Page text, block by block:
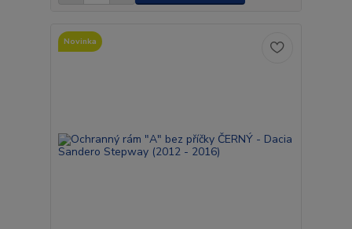
Novinka